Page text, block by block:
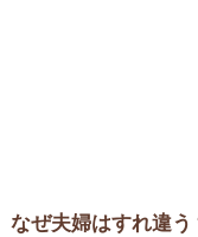
なぜ夫婦はすれ違